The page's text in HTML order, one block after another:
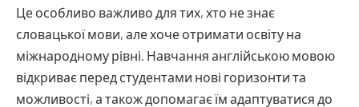
Це особливо важливо для тих, хто не знає
словацької мови, але хоче отримати освіту на
міжнародному рівні. Навчання англійською мовою
відкриває перед студентами нові горизонти та
можливості, а також допомагає їм адаптуватися до